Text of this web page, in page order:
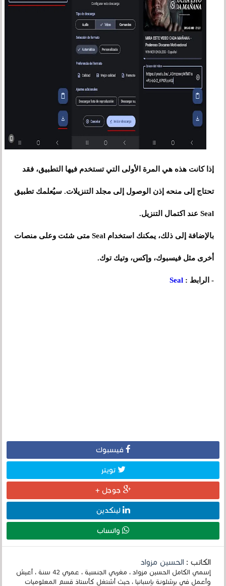
إذا كانت هذه هي المرة الأولى التي تستخدم فيها التطبيق، فقد
تحتاج إلى منحه إذن الوصول إلى مجلد التنزيلات. سيُعلمك تطبيق
Seal عند اكتمال التنزيل.
بالإضافة إلى ذلك، يمكنك استخدام Seal متى شئت وعلى منصات
أخرى مثل فيسبوك، وإكس، وتيك توك.
- الرابط :Seal
فيسبوك
تويتر
جوجل +
لينكدين
واتساب
الكاتب :الحسين مزواد
إسمي الكامل الحسين مزواد ، مغربي الجنسية ، عمري 42 سنة ، أعيش
وأعمل في برشلونة بإسبانيا ، حيث أشتغل كأستاذ قسم المعلوميات